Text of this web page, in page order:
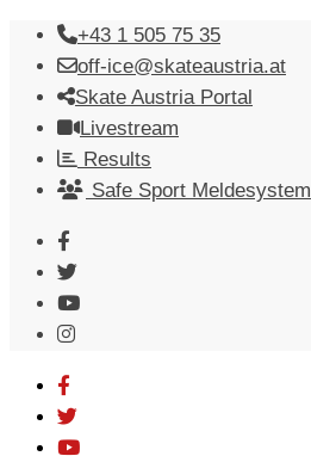
Skip
content
+43 1 505 75 35
off-ice@skateaustria.at
Skate Austria Portal
Livestream
Results
Safe Sport Meldesystem